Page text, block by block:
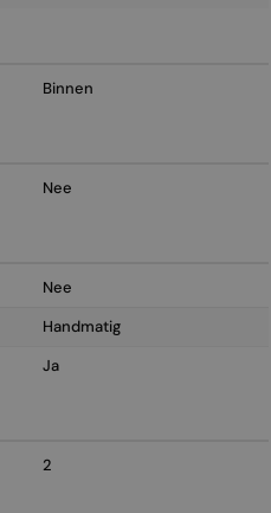
Binnen
Nee
Nee
Handmatig
Ja
2